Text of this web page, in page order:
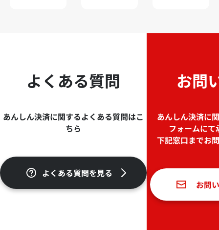
よくある質問
あんしん決済に関するよくある質問はこ
ちら
よくある質問を見る
お問
あんしん決済に
フォームに
下記窓口までお
お問